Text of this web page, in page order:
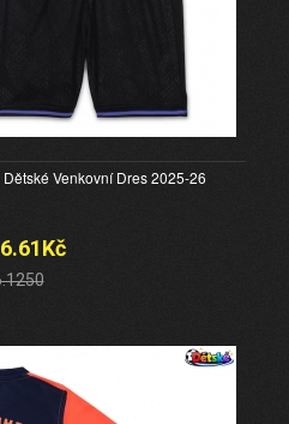
Venkovní Dres 2025-26